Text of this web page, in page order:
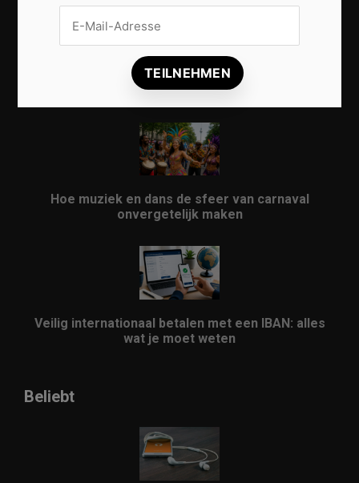
Vrijwilligers maken van carnaval een onvergetelijk
evenement
Hoe muziek en dans de sfeer van carnaval
onvergetelijk maken
Veilig internationaal betalen met een IBAN: alles
wat je moet weten
Beliebt